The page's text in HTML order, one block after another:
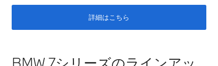
詳細はこちら